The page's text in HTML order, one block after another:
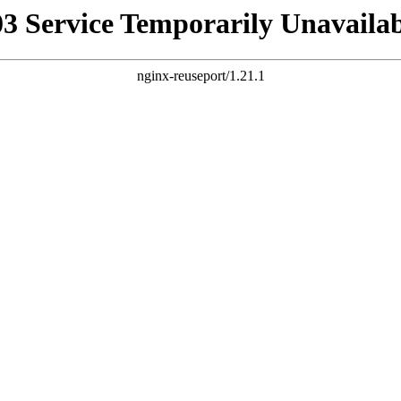
Service Temporarily
nginx-reuseport/1.21.1